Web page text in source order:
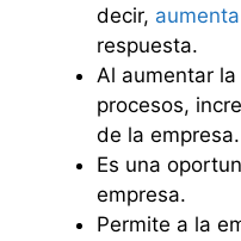
decir,
respuesta.
Al aumentar
procesos,
de la empresa.
Es una
empresa.
Permite a la